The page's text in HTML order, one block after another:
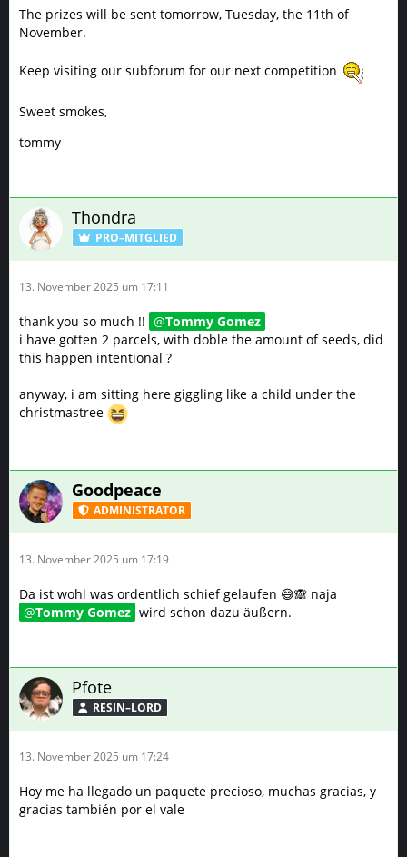
The prizes will be sent tomorrow, Tuesday, the 11th of
November.
Keep visiting our subforum for our next competition
Sweet smokes,
tommy
Thondra
PRO–MITGLIED
13. November 2025 um 17:11
thank you so much !!
Tommy Gomez
i have gotten 2 parcels, with doble the amount of seeds, did
this happen intentional ?
anyway, i am sitting here giggling like a child under the
christmastree
Goodpeace
ADMINISTRATOR
13. November 2025 um 17:19
Da ist wohl was ordentlich schief gelaufen 😅🙈 naja
Tommy Gomez wird schon dazu äußern.
Pfote
RESIN–LORD
13. November 2025 um 17:24
Hoy me ha llegado un paquete precioso, muchas gracias, y
gracias también por el vale